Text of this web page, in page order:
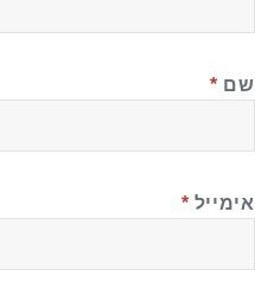
שם *
אימייל *